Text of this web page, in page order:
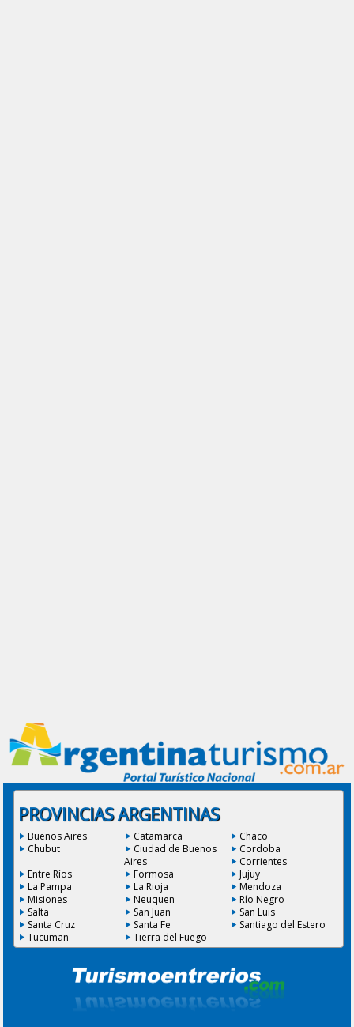
PROVINCIAS ARGENTINAS
Buenos Aires Catamarca
Chaco
Chubut
Ciudad de Buenos
Aires
Cordoba
Corrientes
Entre Ríos
Formosa
Jujuy
La Pampa
La Rioja
Mendoza
Misiones
Neuquen
Río Negro
Salta
San Juan
San Luis
Santa Cruz
Santa Fe
Santiago del Estero
Tucuman
Tierra del Fuego